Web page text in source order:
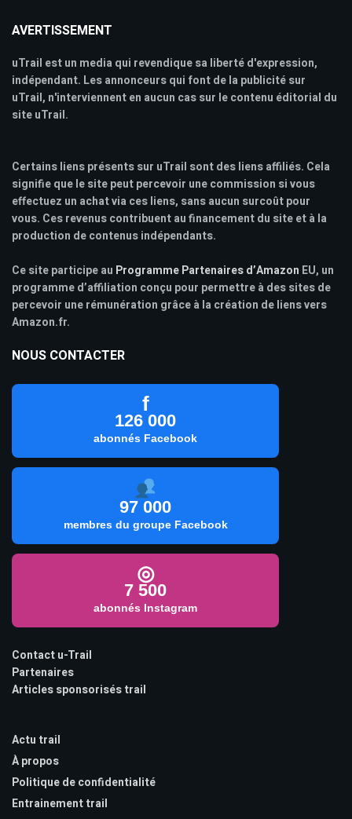
AVERTISSEMENT
uTrail est un media qui revendique sa liberté d'expression,
indépendant. Les annonceurs qui font de la publicité sur
uTrail, n'interviennent en aucun cas sur le contenu éditorial du
site uTrail.
Certains liens présents sur uTrail sont des liens affiliés. Cela
signifie que le site peut percevoir une commission si vous
effectuez un achat via ces liens, sans aucun surcoût pour
vous. Ces revenus contribuent au financement du site et à la
production de contenus indépendants.
Ce site participe au Programme Partenaires d’Amazon EU, un
programme d’affiliation conçu pour permettre à des sites de
percevoir une rémunération grâce à la création de liens vers
Amazon.fr.
NOUS CONTACTER
f
126 000
abonnés Facebook
97 000
membres du groupe Facebook
◎
7 500
abonnés Instagram
Contact u-Trail
Partenaires
Articles sponsorisés trail
Actu trail
À propos
Politique de confidentialité
Entrainement trail